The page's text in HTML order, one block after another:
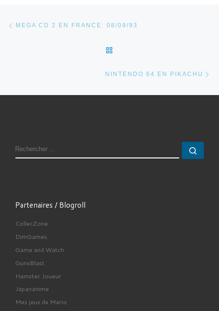
Parcourir les articles
MEGA CD 2 EN FRANCE: 08/09/93
NINTENDO 64 EN PIKACHU
RECHERCHER
Partenaires / Blogroll
CollecZone
DimGames.
Game and Watch
GunxBlast
Hamster Joueur
Japananime
Mes jeux de Mario